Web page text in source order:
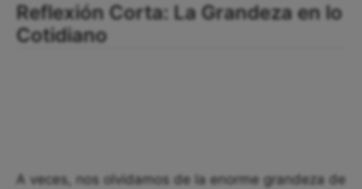
Reflexión Corta: La Grandeza en lo
Cotidiano
A veces, nos olvidamos de la enorme grandeza de